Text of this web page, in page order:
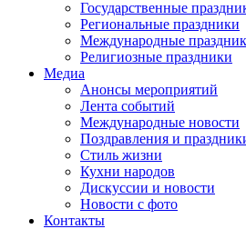
Государственные
Региональные праздники
Международные
Религиозные праздники
Медиа
Анонсы мероприятий
Лента событий
Международные новости
Поздравления и
Cтиль жизни
Кухни народов
Дискуссии и новости
Новости с фото
Контакты